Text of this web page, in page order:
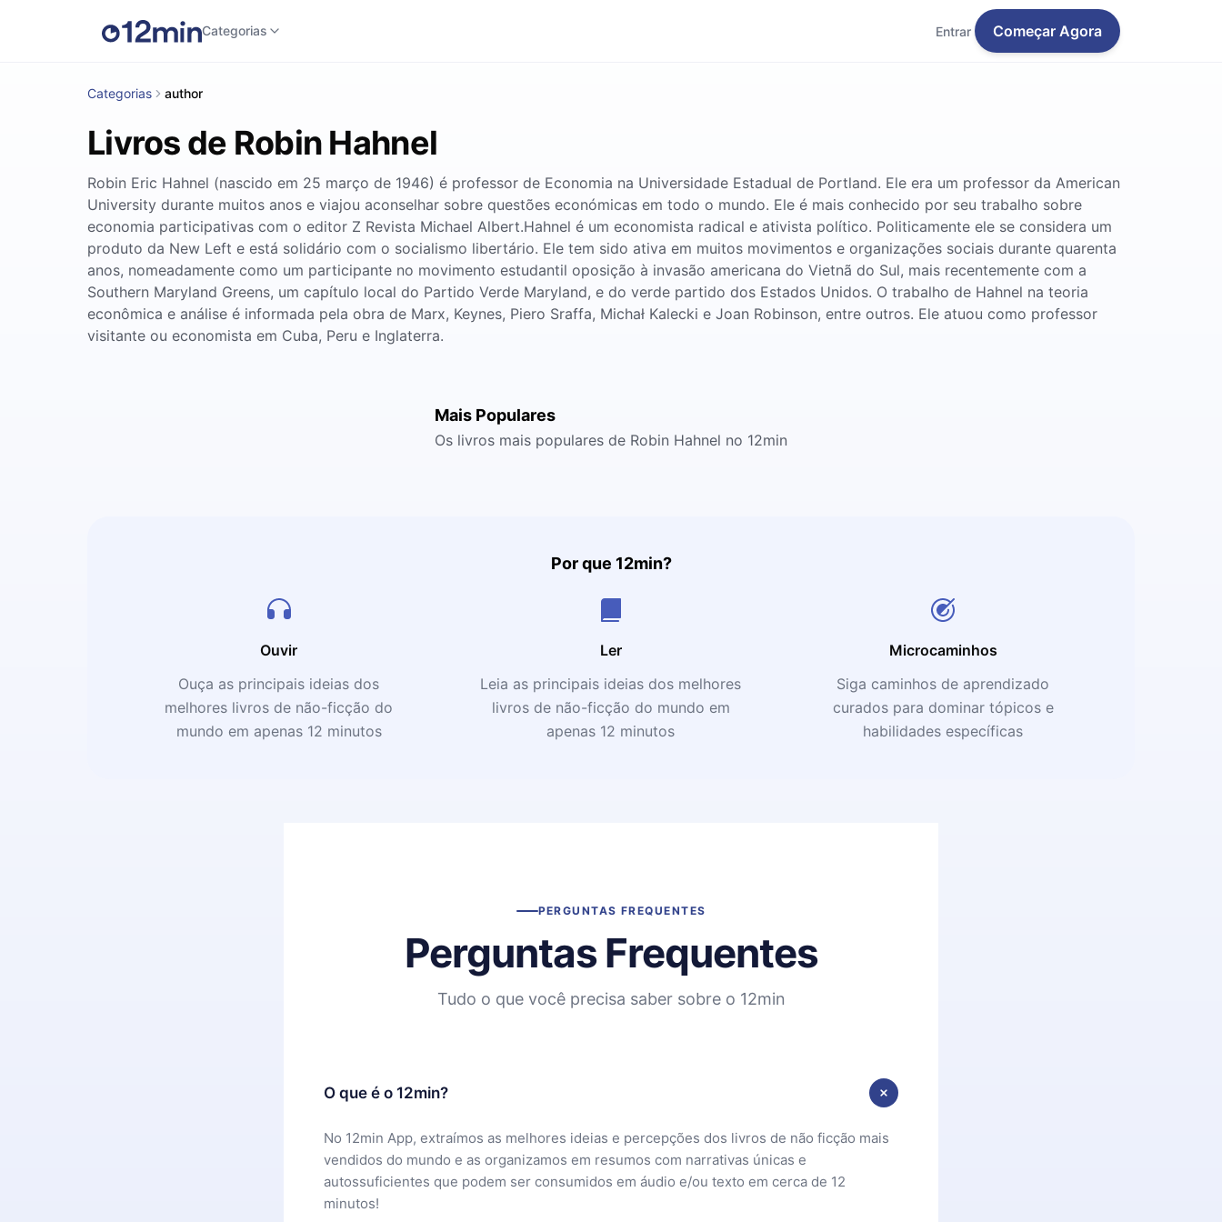
Categorias Entrar Começar Agora
Categorias author
Livros de Robin Hahnel
Robin Eric Hahnel (nascido em 25 março de 1946) é professor de Economia na Universidade Estadual de Portland. Ele era um professor da American
University durante muitos anos e viajou aconselhar sobre questões económicas em todo o mundo. Ele é mais conhecido por seu trabalho sobre
economia participativas com o editor Z Revista Michael Albert.Hahnel é um economista radical e ativista político. Politicamente ele se considera um
produto da New Left e está solidário com o socialismo libertário. Ele tem sido ativa em muitos movimentos e organizações sociais durante quarenta
anos, nomeadamente como um participante no movimento estudantil oposição à invasão americana do Vietnã do Sul, mais recentemente com a
Southern Maryland Greens, um capítulo local do Partido Verde Maryland, e do verde partido dos Estados Unidos. O trabalho de Hahnel na teoria
econômica e análise é informada pela obra de Marx, Keynes, Piero Sraffa, Michał Kalecki e Joan Robinson, entre outros. Ele atuou como professor
visitante ou economista em Cuba, Peru e Inglaterra.
Mais Populares
Os livros mais populares de Robin Hahnel no 12min
Por que 12min?
Ouvir
Ouça as principais ideias dos
melhores livros de não-ficção do
mundo em apenas 12 minutos
Ler
Leia as principais ideias dos melhores
livros de não-ficção do mundo em
apenas 12 minutos
Microcaminhos
Siga caminhos de aprendizado
curados para dominar tópicos e
habilidades específicas
PERGUNTAS FREQUENTES
Perguntas Frequentes
Tudo o que você precisa saber sobre o 12min
O que é o 12min?
No 12min App, extraímos as melhores ideias e percepções dos livros de não ficção mais
vendidos do mundo e as organizamos em resumos com narrativas únicas e
autossuficientes que podem ser consumidos em áudio e/ou texto em cerca de 12
minutos!